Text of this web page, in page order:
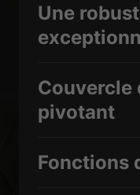
Une
Couvercle
pivotant
Fonctions